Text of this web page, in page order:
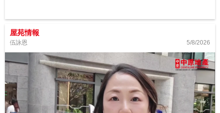
屋苑情報
伍詠恩 5/8/2026